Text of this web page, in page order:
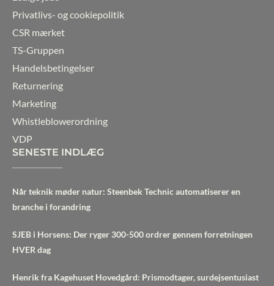
Privatlivs- og cookiepolitik
CSR mærket
TS-Gruppen
Handelsbetingelser
Returnering
Marketing
Whistleblowerordning
VDP
SENESTE INDLÆG
Når teknik møder natur: Steenbek Technic automatiserer en
branche i forandring
SJEB i Horsens: Der ryger 300-500 ordrer gennem forretningen
HVER dag
Henrik fra Kagehuset Hovedgård: Prismodtager, surdejsentusiast